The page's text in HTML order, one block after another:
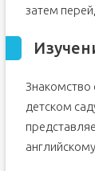
затем
Знакомство
детском